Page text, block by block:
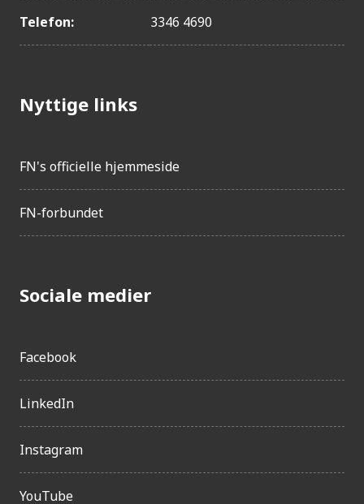
Telefon: 3346 4690
Nyttige links
FN's officielle hjemmeside
FN-forbundet
Sociale medier
Facebook
LinkedIn
Instagram
YouTube